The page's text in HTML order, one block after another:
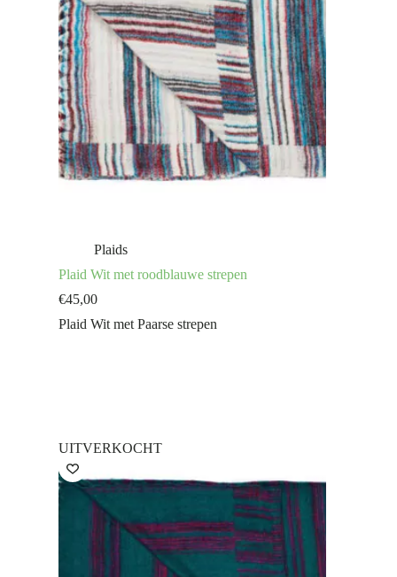
Plaids
Plaid Wit met roodblauwe strepen
€45,00
Plaid Wit met Paarse strepen
UITVERKOCHT